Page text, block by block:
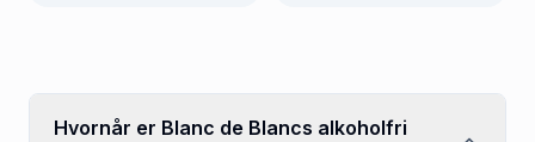
Hvornår er Blanc de Blancs alkoholfri